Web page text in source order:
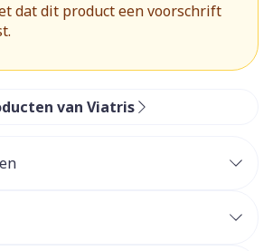
dat dit product een voorschrift
van Viatris